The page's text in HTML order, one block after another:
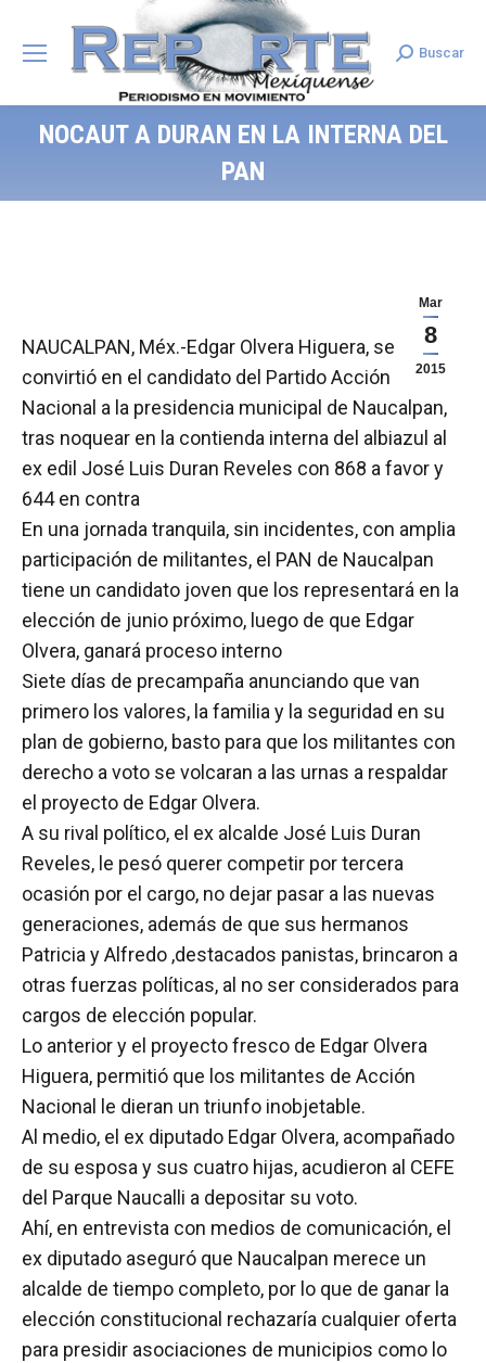
Search:
Buscar
NOCAUT A DURAN EN LA INTERNA DEL
PAN
Mar
8
2015
NAUCALPAN, Méx.-Edgar Olvera Higuera, se
convirtió en el candidato del Partido Acción
Nacional a la presidencia municipal de Naucalpan,
tras noquear en la contienda interna del albiazul al
ex edil José Luis Duran Reveles con 868 a favor y
644 en contra
En una jornada tranquila, sin incidentes, con amplia
participación de militantes, el PAN de Naucalpan
tiene un candidato joven que los representará en la
elección de junio próximo, luego de que Edgar
Olvera, ganará proceso interno
Siete días de precampaña anunciando que van
primero los valores, la familia y la seguridad en su
plan de gobierno, basto para que los militantes con
derecho a voto se volcaran a las urnas a respaldar
el proyecto de Edgar Olvera.
A su rival político, el ex alcalde José Luis Duran
Reveles, le pesó querer competir por tercera
ocasión por el cargo, no dejar pasar a las nuevas
generaciones, además de que sus hermanos
Patricia y Alfredo ,destacados panistas, brincaron a
otras fuerzas políticas, al no ser considerados para
cargos de elección popular.
Lo anterior y el proyecto fresco de Edgar Olvera
Higuera, permitió que los militantes de Acción
Nacional le dieran un triunfo inobjetable.
Al medio, el ex diputado Edgar Olvera, acompañado
de su esposa y sus cuatro hijas, acudieron al CEFE
del Parque Naucalli a depositar su voto.
Ahí, en entrevista con medios de comunicación, el
ex diputado aseguró que Naucalpan merece un
alcalde de tiempo completo, por lo que de ganar la
elección constitucional rechazaría cualquier oferta
para presidir asociaciones de municipios como lo